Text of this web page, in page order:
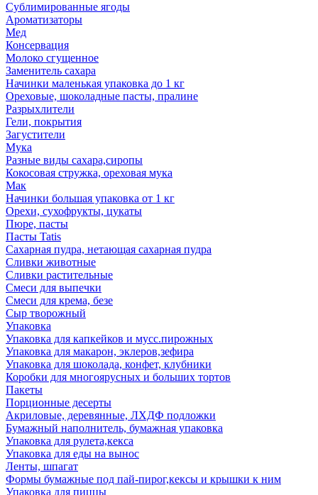
Сублимированные ягоды
Ароматизаторы
Мед
Консервация
Молоко сгущенное
Заменитель сахара
Начинки маленькая упаковка до 1 кг
Ореховые, шоколадные пасты, пралине
Разрыхлители
Гели, покрытия
Загустители
Мука
Разные виды сахара,сиропы
Кокосовая стружка, ореховая мука
Мак
Начинки большая упаковка от 1 кг
Орехи, сухофрукты, цукаты
Пюре, пасты
Пасты Tatis
Сахарная пудра, нетающая сахарная пудра
Сливки животные
Сливки растительные
Смеси для выпечки
Смеси для крема, безе
Сыр творожный
Упаковка
Упаковка для капкейков и мусс.пирожных
Упаковка для макарон, эклеров,зефира
Упаковка для шоколада, конфет, клубники
Коробки для многоярусных и больших тортов
Пакеты
Порционные десерты
Акриловые, деревянные, ЛХДФ подложки
Бумажный наполнитель, бумажная упаковка
Упаковка для рулета,кекса
Упаковка для еды на вынос
Ленты, шпагат
Формы бумажные под пай-пирог,кексы и крышки к ним
Упаковка для пиццы